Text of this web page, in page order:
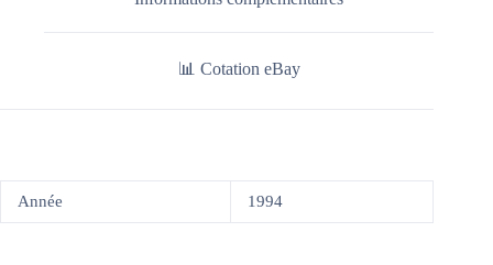
📊 Cotation eBay
Année 1994